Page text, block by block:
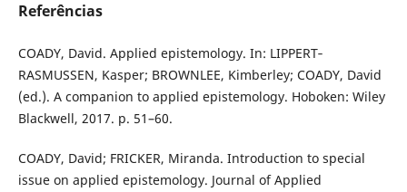
Referências
COADY, David. Applied epistemology. In: LIPPERT‐
RASMUSSEN, Kasper; BROWNLEE, Kimberley; COADY, David
(ed.). A companion to applied epistemology. Hoboken: Wiley
Blackwell, 2017. p. 51–60.
COADY, David; FRICKER, Miranda. Introduction to special
issue on applied epistemology. Journal of Applied